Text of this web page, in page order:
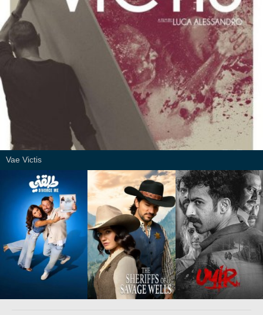
Vae Victis